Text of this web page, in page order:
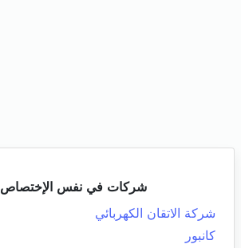
شركات في نفس الإختصاص
شركة الاتقان الكهربائي
كانبور